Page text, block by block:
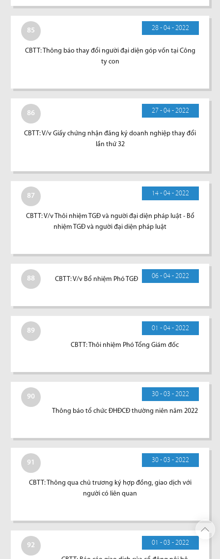
85 28 - 04 - 2022
CBTT: Thông báo thay đổi người đại diện góp vốn tại Công
ty con
86 27 - 04 - 2022
CBTT: V/v Giấy chứng nhận đăng ký doanh nghiệp thay đổi
lần thứ 32
87 14 - 04 - 2022
CBTT: V/v Thôi nhiệm TGĐ và người đại diện pháp luật - Bổ
nhiệm TGĐ và người đại diện pháp luật
88 06 - 04 - 2022
CBTT: V/v Bổ nhiệm Phó TGĐ
89 01 - 04 - 2022
CBTT: Thôi nhiệm Phó Tổng Giám đốc
90 30 - 03 - 2022
Thông báo tổ chức ĐHĐCĐ thường niên năm 2022
91 30 - 03 - 2022
CBTT: Thông qua chủ trương ký hợp đồng, giao dịch với
người có liên quan
92 01 - 03 - 2022